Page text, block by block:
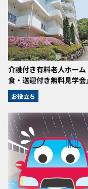
介護付き有料老人ホーム
食・送迎付き無料見学会」
お役立ち